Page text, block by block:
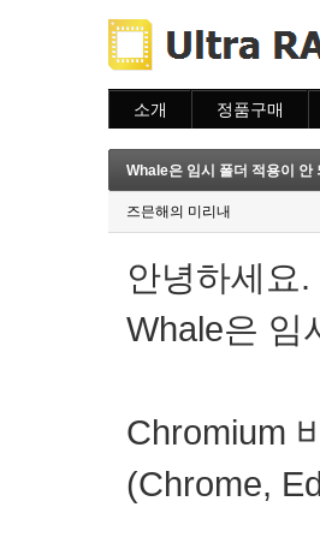
소개 정품구매
주문조회
이용안내
Whale은 임시 폴더 적용이 안
즈믄해의 미리내
안녕하세요.
Whale은 임
Chromium
(Chrome,